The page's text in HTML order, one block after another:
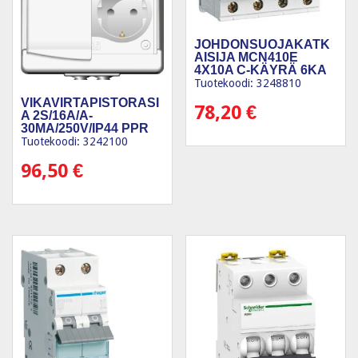
VIKAVIRTAPISTORASI
A 2S/16A/A-
30MA/250V/IP44 PPR
VA
Tuotekoodi: 3242100
96,50 €
JOHDONSUOJAKATK
AISIJA MCN410E
4X10A C-KÄYRÄ 6KA
Tuotekoodi: 3248810
78,20€